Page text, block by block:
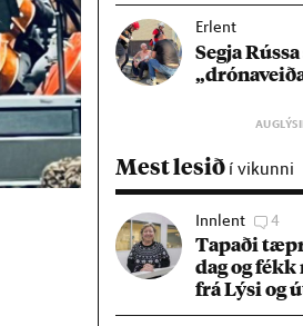
Erlent
Segja
Mest lesið í vikunni
Innlent 4
Tap­aði
dag og
frá Lýsi og